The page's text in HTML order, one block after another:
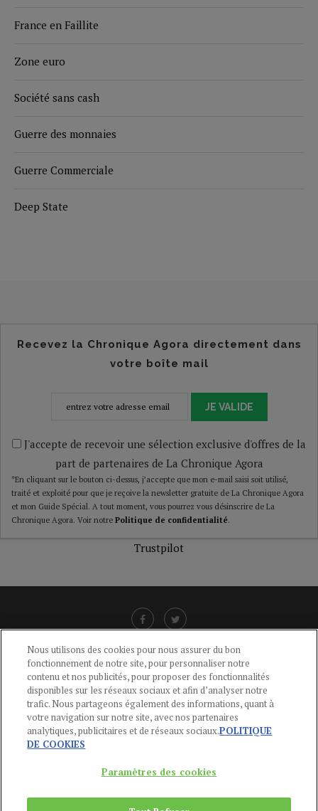
France en Faillite
Zone euro
Société sans cash
Guerre des monnaies
Guerre Commerciale
Deep State
Recevez la Chronique Agora directement dans
votre boîte mail
JE VALIDE
J'accepte de recevoir une sélection exclusive d'offres de la
part de partenaires de La Chronique Agora
*En cliquant sur le bouton ci-dessus, j’accepte que mon e-mail saisi soit utilisé,
traité et exploité pour que je reçoive la newsletter gratuite de La Chronique Agora
et mon Guide Spécial. A tout moment, vous pourrez vous désinscrire de La
Chronique Agora. Voir notre Politique de confidentialité.
Trustpilot
LIENS UTILES
CGU-POLITIQUE DE CONFIDENTIALITÉ -POLITIQUE DES COOKIES
MENTIONS LÉGALES -AIDE
CONTACT
Du Lundi au Vendredi, 9h-13h et 14h-17h
Nous utilisons des cookies pour nous assurer du bon
fonctionnement de notre site, pour personnaliser notre
contenu et nos publicités, pour proposer des fonctionnalités
disponibles sur les réseaux sociaux et afin d’analyser notre
trafic. Nous partageons également des informations, quant à
votre navigation sur notre site, avec nos partenaires
analytiques, publicitaires et de réseaux sociaux.POLITIQUE
DE COOKIES
Paramètres des cookies